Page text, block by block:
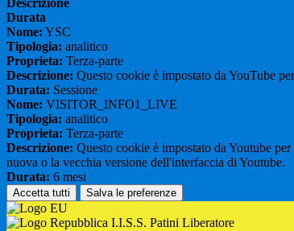
Descrizione
Durata
Nome: YSC
Tipologia: analitico
Proprieta: Terza-parte
Descrizione: Questo cookie è impostato da YouTube
Durata: Sessione
Nome: VISITOR_INFO1_LIVE
Tipologia: analitico
Proprieta: Terza-parte
Descrizione: Questo cookie è impostato da Youtube
nuova o la vecchia versione dell'interfaccia di Youtube.
Durata: 6 mesi
Accetta tutti Salva le preferenze
I.I.S.S. Patini Liberatore